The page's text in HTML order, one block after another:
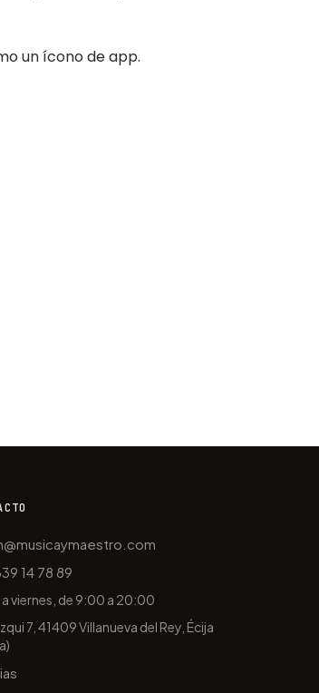
un ícono de app.
14 78 89
a viernes, de 9:00 a 20:00
7, 41409 Villanueva del Rey, Écija